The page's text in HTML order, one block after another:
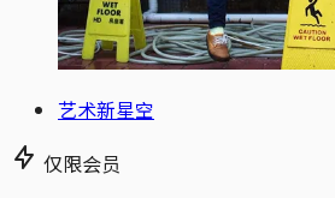
艺术新星空
仅限会员